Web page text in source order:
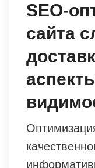
SEO-
сайта